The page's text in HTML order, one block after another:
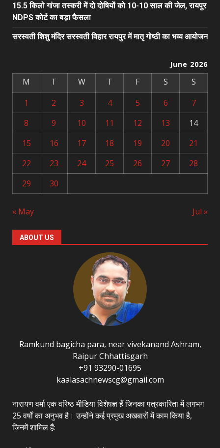
15.5 किलो गांजा तस्करी में दो दोषियों को 10-10 साल की जेल, रायपुर
NDPS कोर्ट का बड़ा फैसला
सरस्वती शिशु मंदिर सरस्वती विहार रायपुर में मातृ गोष्ठी का भव्य आयोजन
June 2026
M T W T F S
S
1
2 3 4 5 6
7
8
9 10 11 12 13
14
15
16 17 18 19 20
21
22
23 24 25 26 27
28
29
30
« May Jul »
ABOUT US
Ramkund bagicha para, near vivekanand Ashram,
Raipur Chhattisgarh
+91 93290-01695
kaalasachnewscg@gmail.com
नारायण वर्मा एक वरिष्ठ मीडिया विशेषज्ञ हैं जिनका पत्रकारिता में लगभग
25 वर्षों का अनुभव है। उन्होंने कई प्रमुख अखबारों में काम किया है,
जिनमें शामिल हैं: